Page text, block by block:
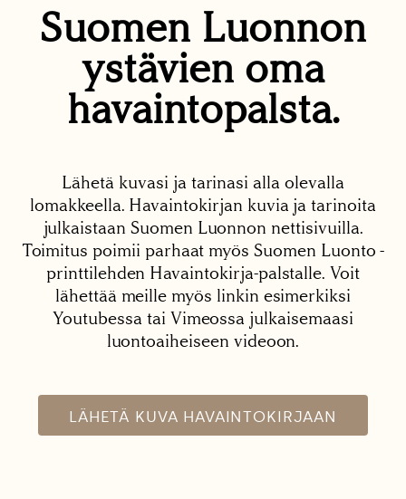
Suomen Luonnon
ystävien oma
havaintopalsta.
Lähetä kuvasi ja tarinasi alla olevalla
lomakkeella. Havaintokirjan kuvia ja tarinoita
julkaistaan Suomen Luonnon nettisivuilla.
Toimitus poimii parhaat myös Suomen Luonto -
printtilehden Havaintokirja-palstalle. Voit
lähettää meille myös linkin esimerkiksi
Youtubessa tai Vimeossa julkaisemaasi
luontoaiheiseen videoon.
LÄHETÄ KUVA HAVAINTOKIRJAAN